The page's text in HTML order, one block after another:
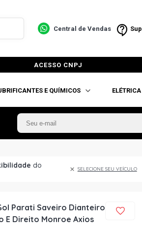
Central de Vendas
ACESSO CNPJ
E QUÍMICOS
do
SELECIONE SEU VEÍCULO
Parati Saveiro Dianteiro
E Direito Monroe Axios